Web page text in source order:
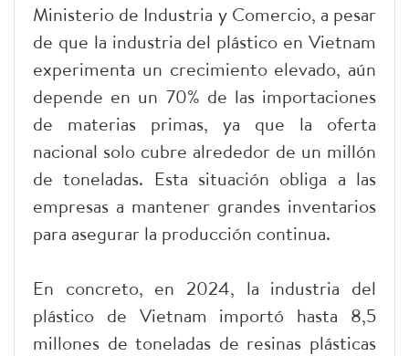
Ministerio de Industria y Comercio, a pesar
de que la industria del plástico en Vietnam
experimenta un crecimiento elevado, aún
depende en un 70% de las importaciones
de materias primas, ya que la oferta
nacional solo cubre alrededor de un millón
de toneladas. Esta situación obliga a las
empresas a mantener grandes inventarios
para asegurar la producción continua.
En concreto, en 2024, la industria del
plástico de Vietnam importó hasta 8,5
millones de toneladas de resinas plásticas